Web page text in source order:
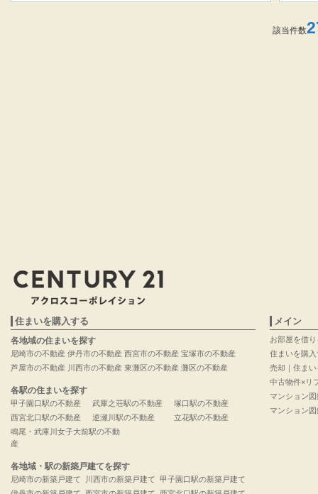
該当件数
住まいを購入する
各地域の住まいを探す
尼崎市の不動産
芦屋市の不動産
伊丹市の不動産
川西市の不動産
西宮市の不動産
東灘区の不動産
宝塚市の不動産
灘区の不動産
各駅の住まいを探す
甲子園口駅の不動産
西宮北口駅の不動産
武庫之荘駅の不動産
逆瀬川駅の不動産
塚口駅の不動産
立花駅の不動産
鳴尾・武庫川女子大前駅の不動
産
各地域・駅の新築戸建てを探す
尼崎市の新築戸建て
川西市の新築戸建て 甲子園口駅の新築戸建て
メイン
お部屋を借り
住まいを購入
売却｜住ま
中古物件×リ
マンション
マンション